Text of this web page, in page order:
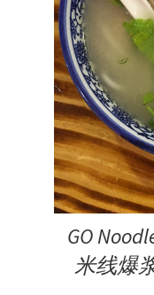
GO
米线爆